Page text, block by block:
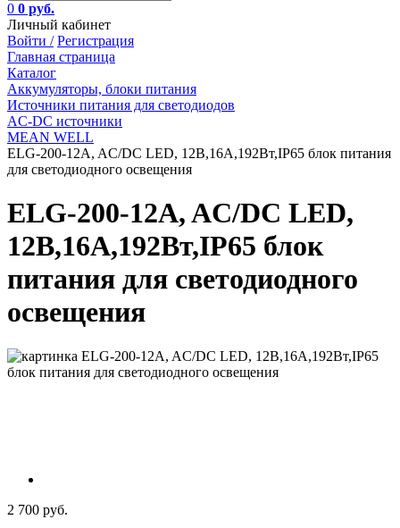
0 0 руб.
Личный кабинет
Войти / Регистрация
Главная страница
Каталог
Аккумуляторы, блоки питания
Источники питания для светодиодов
AC-DC источники
MEAN WELL
ELG-200-12A, AC/DC LED, 12В,16А,192Вт,IP65 блок питания
для светодиодного освещения
ELG-200-12A, AC/DC LED,
12В,16А,192Вт,IP65 блок
питания для светодиодного
освещения
2 700 руб.